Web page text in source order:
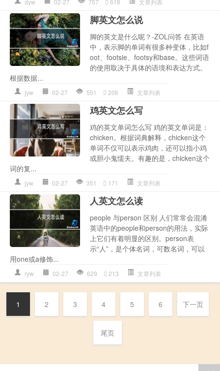
脚英文怎么说
脚的英文是什么呢？-ZOL问答 在英语
中，表示脚的单词有很多种变体，比如f
oot、footsie、footsy和base。这些词语
的使用取决于具体的语境和表达方式。
根据数据...
jyw 02-27 551 206 文章列表
鸡英文怎么写
鸡的英文单词怎么写 鸡的英文单词是：
chicken。根据词典解释，chicken这个
单词不仅可以表示鸡肉，还可以指小鸡
或胆小鬼懦夫。有趣的是，chicken这个
词的复...
jyw 02-27 351 171 文章列表
人英文怎么读
people 与person 区别 人们常常会混淆
英语中的people和person的用法，实际
上它们有着明显的区别。person表
示“人”，是个体名词，可数名词，可以
用one或a修饰...
ryw 02-27 629 213 文章列表
1 2 3 4 5 6 下一页
尾页